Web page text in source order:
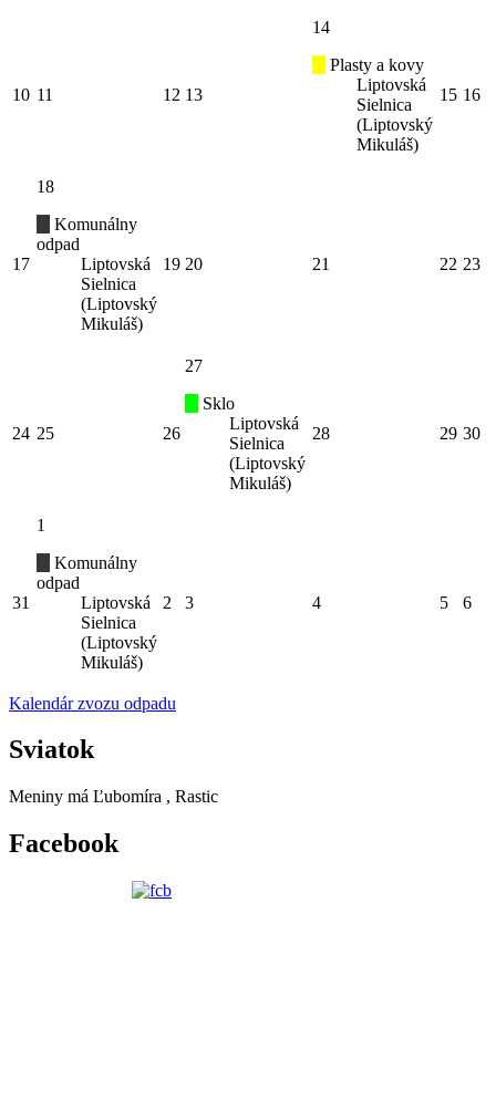
10 11 12 13
14
Plasty a kovy
Liptovská
Sielnica
(Liptovský
Mikuláš)
15 16
17
18
Komunálny
odpad
Liptovská
Sielnica
(Liptovský
Mikuláš)
19 20 21 22 23
24 25 26
27
Sklo
Liptovská
Sielnica
(Liptovský
Mikuláš)
28 29 30
31
1
Komunálny
odpad
Liptovská
Sielnica
(Liptovský
Mikuláš)
2 3 4 5 6
Kalendár zvozu odpadu
Sviatok
Meniny má Ľubomíra , Rastic
Facebook